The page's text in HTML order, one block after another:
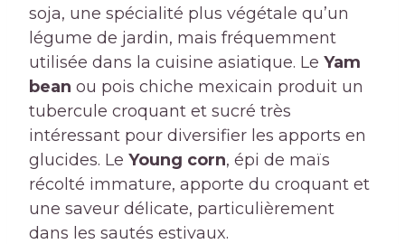
soja, une spécialité plus végétale qu’un
légume de jardin, mais fréquemment
utilisée dans la cuisine asiatique. Le Yam
bean ou pois chiche mexicain produit un
tubercule croquant et sucré très
intéressant pour diversifier les apports en
glucides. Le Young corn, épi de maïs
récolté immature, apporte du croquant et
une saveur délicate, particulièrement
dans les sautés estivaux.